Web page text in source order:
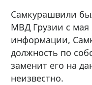
Самкурашвили
МВД Грузии с
информации,
должность по
заменит его на
неизвестно.